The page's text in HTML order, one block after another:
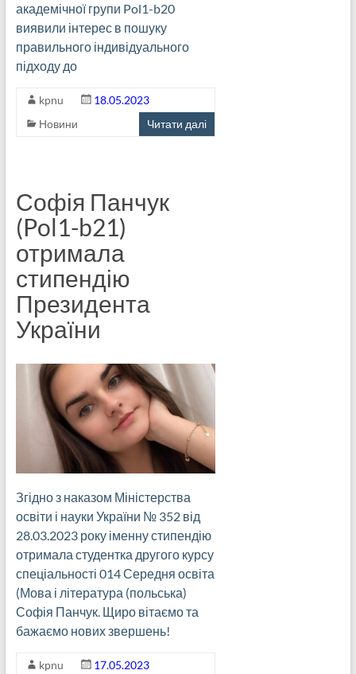
академічної групи Pol1-b20
виявили інтерес в пошуку
правильного індивідуального
підходу до
kpnu
18.05.2023
Новини
Читати далі
Софія Панчук
(Pol1-b21)
отримала
стипендію
Президента
України
Згідно з наказом Міністерства
освіти і науки України № 352 від
28.03.2023 року іменну стипендію
отримала студентка другого курсу
спеціальності 014 Середня освіта
(Мова і література (польська)
Софія Панчук. Щиро вітаємо та
бажаємо нових звершень!
kpnu 17.05.2023